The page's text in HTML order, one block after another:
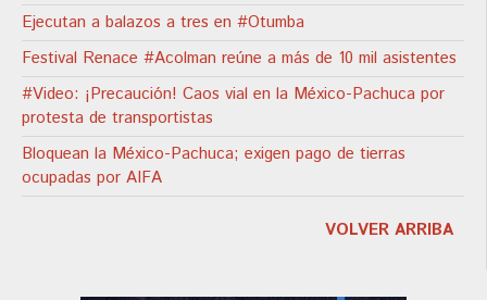
Ejecutan a balazos a tres en #Otumba
Festival Renace #Acolman reúne a más de 10 mil asistentes
#Video: ¡Precaución! Caos vial en la México-Pachuca por
protesta de transportistas
Bloquean la México-Pachuca; exigen pago de tierras
ocupadas por AIFA
VOLVER ARRIBA